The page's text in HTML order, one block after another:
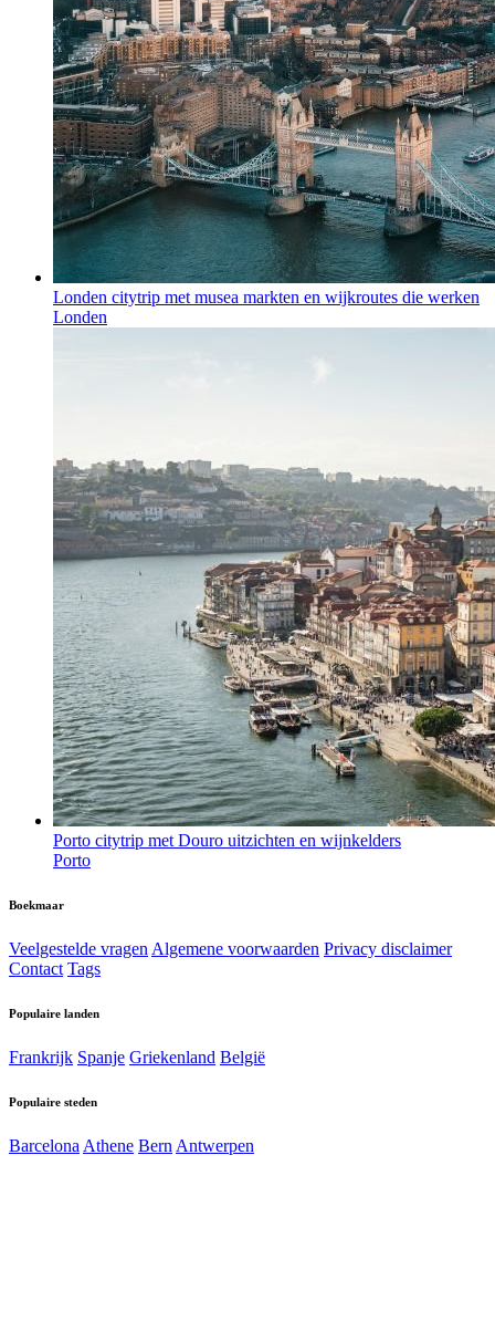
Londen citytrip met musea markten en wijkroutes die werken
Londen
Porto citytrip met Douro uitzichten en wijnkelders
Porto
Boekmaar
Veelgestelde vragen Algemene voorwaarden Privacy disclaimer
Contact Tags
Populaire landen
Frankrijk Spanje Griekenland België
Populaire steden
Barcelona Athene Bern Antwerpen